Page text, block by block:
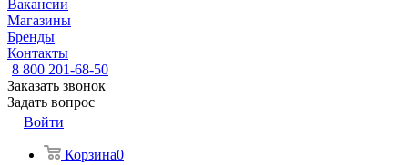
Вакансии
Магазины
Бренды
Контакты
8 800 201-68-50
Заказать звонок
Задать вопрос
Войти
Корзина0